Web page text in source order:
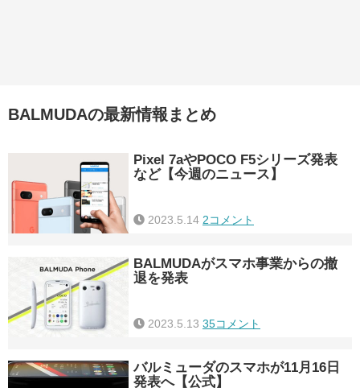
BALMUDAの最新情報まとめ
Pixel 7aやPOCO F5シリーズ発表
など【今週のニュース】
2023.5.14 2コメント
BALMUDAがスマホ事業からの撤
退を発表
2023.5.13 35コメント
バルミューダのスマホが11月16日
発表へ【公式】